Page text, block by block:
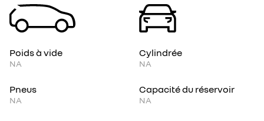
Poids à vide
NA
Cylindrée
NA
Pneus
NA
Capacité du réservoir
NA